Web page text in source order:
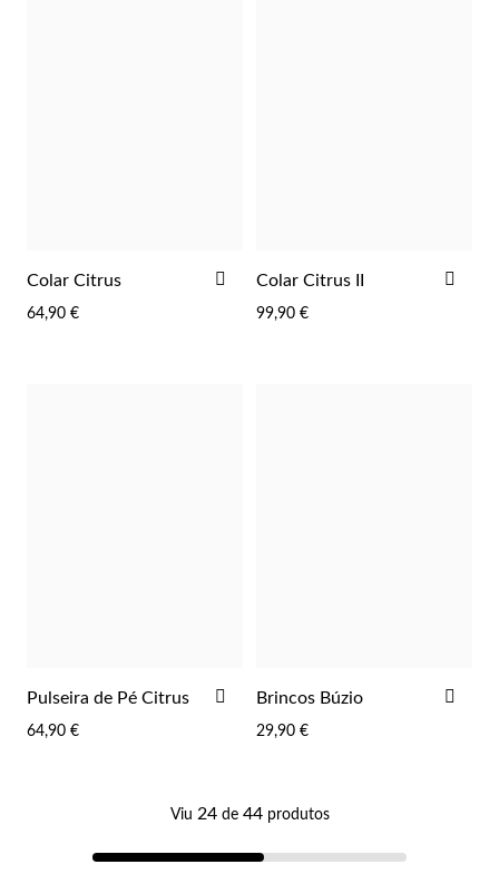
Colar Citrus
64,90 €
ADICIONAR
FAVORITOS
Colar Citrus II
99,90 €
Pulseira de Pé Citrus
64,90 €
ADICIONAR
FAVORITOS
Brincos Búzio
29,90 €
Viu 24de 44produtos